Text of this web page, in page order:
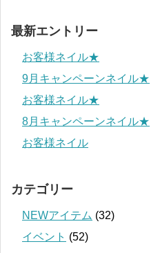
最新エントリー
お客様ネイル★
9月キャンペーンネイル★
お客様ネイル★
8月キャンペーンネイル★
お客様ネイル
カテゴリー
NEWアイテム (32)
イベント (52)